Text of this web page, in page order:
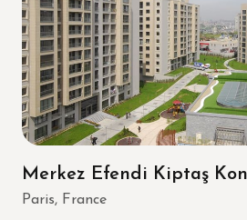
Merkez Efendi Kiptaş
Paris, France